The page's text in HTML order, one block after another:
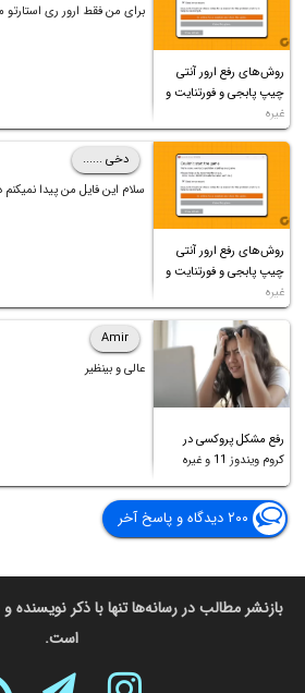
روش‌های رفع ارور آنتی
چیپ پابجی و فورتنایت و
غیره
برای من فقط ارور ری استارتو
روش‌های رفع ارور آنتی
چیپ پابجی و فورتنایت و
غیره
دخی ......
سلام این فایل من پیدا
رفع مشکل پروکسی در
کروم ویندوز 11 و غیره
Amir
عالی و بینظیر
۲۰۰ دیدگاه و پاسخ آخر
بازنشر مطالب در رسانه‌ها تنها با ذکر نویسنده و
است.